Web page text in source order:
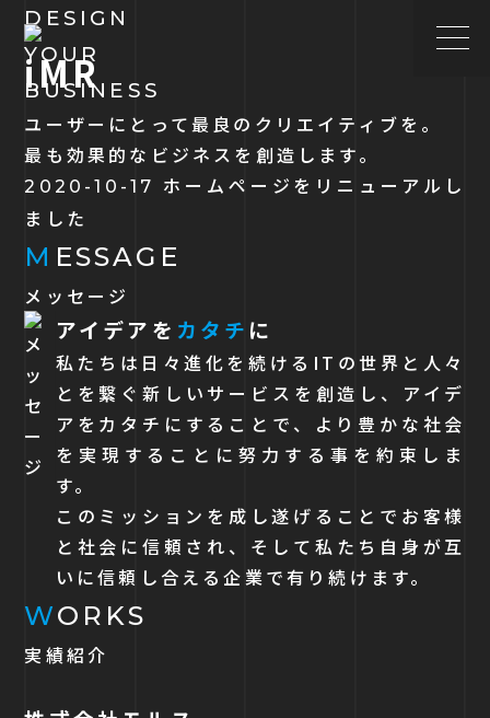
DESIGN
YOUR
BUSINESS
ユーザーにとって最良のクリエイティブを。
最も効果的なビジネスを創造します。
2020-10-17
ホームページをリニューアルし
ました
M ESSAGE
メッセージ
アイデアを カタチ に
私たちは日々進化を続けるITの世界と人々
とを繋ぐ新しいサービスを創造し、アイデ
アをカタチにすることで、より豊かな社会
を実現することに努力する事を約束しま
す。
このミッションを成し遂げることでお客様
と社会に信頼され、そして私たち自身が互
いに信頼し合える企業で有り続けます。
WORKS
実績紹介